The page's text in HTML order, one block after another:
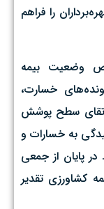
را فراهم
وضعیت بیمه
خسارت،
سطح پوشش
به خسارات و
پایان از جمعی
کشاورزی تقدیر